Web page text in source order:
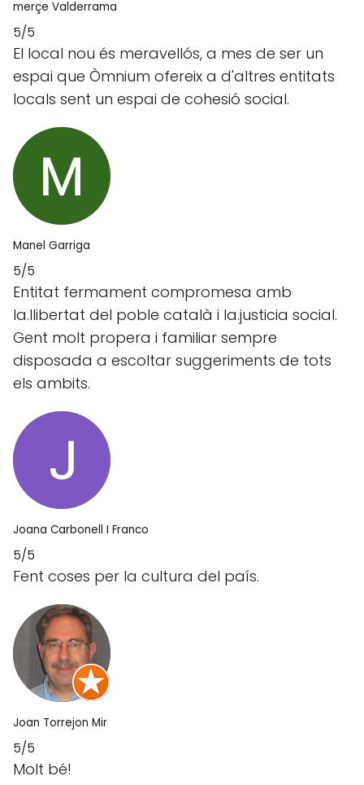
merçe Valderrama
5/5
El local nou és meravellós, a mes de ser un
espai que Òmnium ofereix a d'altres entitats
locals sent un espai de cohesió social.
Manel Garriga
5/5
Entitat fermament compromesa amb
la.llibertat del poble català i la.justicia social.
Gent molt propera i familiar sempre
disposada a escoltar suggeriments de tots
els ambits.
Joana Carbonell I Franco
5/5
Fent coses per la cultura del país.
Joan Torrejon Mir
5/5
Molt bé!